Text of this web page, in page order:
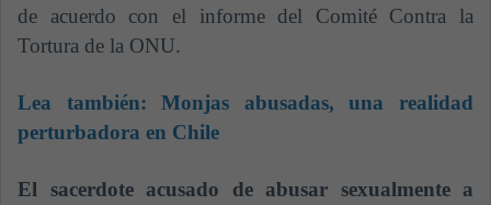
de acuerdo con el informe del Comité Contra la
Tortura de la ONU.
Lea también:Monjas abusadas, una realidad
perturbadora en Chile
El sacerdote acusado de abusar sexualmente a